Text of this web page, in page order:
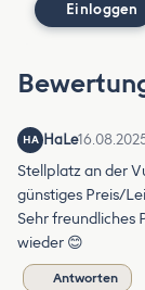
Einloggen
HA HaLe
Stellplatz an der
günstiges Preis/
Sehr freundliches
wieder 😊
Antworten